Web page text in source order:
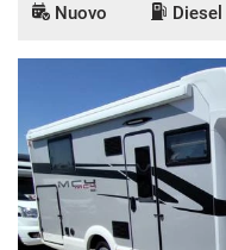
Nuovo Diesel